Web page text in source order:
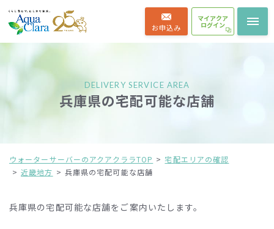
お申込み
マイアクア
ログイン
DELIVERY SERVICE AREA
兵庫県の宅配可能な店舗
ウォーターサーバーのアクアクララTOP
宅配エリアの確認
近畿地方
兵庫県の宅配可能な店舗
兵庫県の宅配可能な店舗をご案内いたします。